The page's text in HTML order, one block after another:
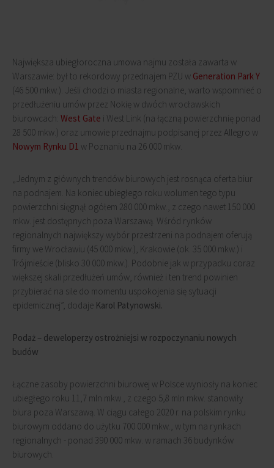
Największa ubiegłoroczna umowa najmu została zawarta w
Warszawie: był to rekordowy przednajem PZU w Generation Park Y
(46 500 mkw.). Jeśli chodzi o miasta regionalne, warto wspomnieć o
przedłużeniu umów przez Nokię w dwóch wrocławskich
biurowcach: West Gate i West Link (na łączną powierzchnię ponad
28 500 mkw.) oraz umowie przednajmu podpisanej przez Allegro w
Nowym Rynku D1 w Poznaniu na 26 000 mkw.
„Jednym z głównych trendów biurowych jest rosnąca oferta biur
na podnajem. Na koniec ubiegłego roku wolumen tego typu
powierzchni sięgnął ogółem 280 000 mkw., z czego nawet 150 000
mkw. jest dostępnych poza Warszawą. Wśród rynków
regionalnych największy wybór przestrzeni na podnajem oferują
firmy we Wrocławiu (45 000 mkw.), Krakowie (ok. 35 000 mkw.) i
Trójmieście (blisko 30 000 mkw.). Podobnie jak w przypadku coraz
większej skali przedłużeń umów, również i ten trend powinien
przybierać na sile do momentu uspokojenia się sytuacji
epidemicznej”, dodaje Karol Patynowski.
Podaż – deweloperzy ostrożniejsi w rozpoczynaniu nowych
budów
Łączne zasoby powierzchni biurowej w Polsce wyniosły na koniec
ubiegłego roku 11,7 mln mkw., z czego 5,8 mln mkw. stanowiły
biura poza Warszawą. W ciągu całego 2020 r. na polskim rynku
biurowym oddano do użytku 700 000 mkw., w tym na rynkach
regionalnych - ponad 390 000 mkw. w ramach 36 budynków
biurowych.